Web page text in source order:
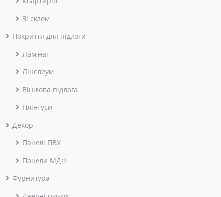
Зі склом
Покриття для підлоги
Ламінат
Лінолеум
Вінілова підлога
Плінтуси
Декор
Панелі ПВХ
Панели МДФ
Фурнитура